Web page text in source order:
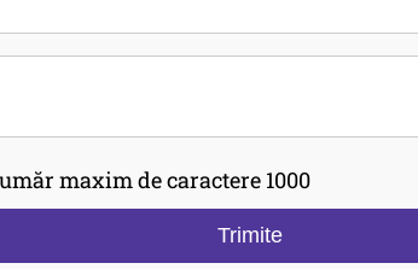
maxim de caractere 1000
Trimite